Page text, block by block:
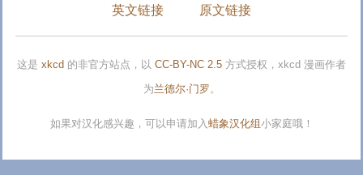
英文链接 原文链接
这是 xkcd 的非官方站点，以 CC-BY-NC 2.5 方式授权，xkcd 漫画作者
为兰德尔·门罗 。
如果对汉化感兴趣，可以申请加入 蜡象汉化组小家庭哦！